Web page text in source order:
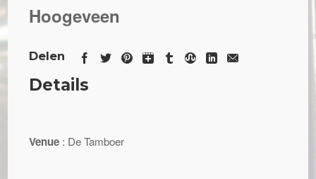
Hoogeveen
Delen
Details
Venue : De Tamboer